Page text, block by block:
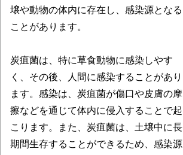
壌や動物の体内に存在し、感染源となる
ことがあります。
炭疽菌は、特に草食動物に感染しやす
く、その後、人間に感染することがあり
ます。感染は、炭疽菌が傷口や皮膚の摩
擦などを通じて体内に侵入することで起
こります。また、炭疽菌は、土壌中に長
期間生存することができるため、感染源